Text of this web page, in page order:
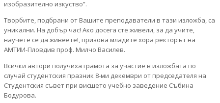
изобразително изкуство”.
Творбите, подбрани от Вашите преподаватели в тази изложба, са
уникални. На добър час! Ако досега сте живели, за да учите,
научете се да живеете!, призова младите хора ректорът на
АМТИИ-Пловдив проф. Милчо Василев.
Всички автори получиха грамота за участие в изложбата по
случай студентския празник 8-ми декември от председателя на
Студентския съвет при висшето учебно заведение Събина
Бодурова.